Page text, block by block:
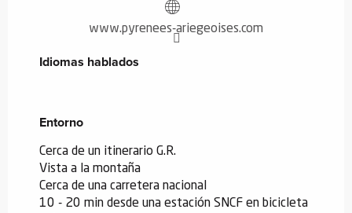
www.pyrenees-ariegeoises.com
Idiomas hablados
Idiomas hablados
Entorno
Entorno
Cerca de un itinerario G.R.
Vista a la montaña
Cerca de una carretera nacional
10 - 20 min desde una estación SNCF en bicicleta